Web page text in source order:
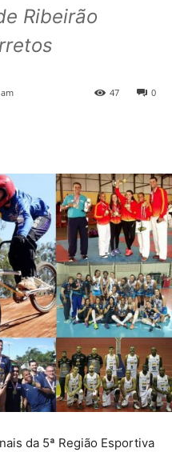
Ribeirão
0
47
da 5ª Região Esportiva